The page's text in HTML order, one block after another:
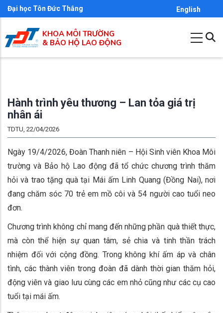
Nhảy
đến
nội
dung
Đại học Tôn Đức Thắng English
KHOA MÔI TRƯỜNG
& BẢO HỘ LAO ĐỘNG
Hành trình yêu thương – Lan tỏa giá trị
nhân ái
TDTU, 22/04/2026
Ngày 19/4/2026, Đoàn Thanh niên – Hội Sinh viên Khoa Môi
trường và Bảo hộ Lao động đã tổ chức chương trình thăm
hỏi và trao tặng quà tại Mái ấm Linh Quang (Đồng Nai), nơi
đang chăm sóc 70 trẻ em mồ côi và 54 người cao tuổi neo
đơn.
Chương trình không chỉ mang đến những phần quà thiết thực,
mà còn thể hiện sự quan tâm, sẻ chia và tinh thần trách
nhiệm đối với cộng đồng. Trong không khí ấm áp và chân
tình, các thành viên trong đoàn đã dành thời gian thăm hỏi,
động viên và giao lưu cùng các em nhỏ cũng như các cụ cao
tuổi tại mái ấm.